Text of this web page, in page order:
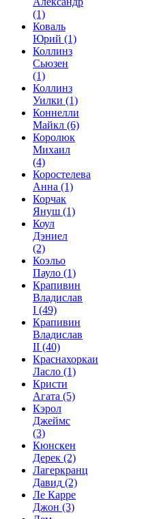
(1)
Коваль
Юрий (1)
Коллинз
Сьюзен
(1)
Коллинз
Уилки (1)
Коннелли
Майкл (6)
Королюк
Михаил
(4)
Коростелева
Анна (1)
Корчак
Януш (1)
Коул
Дэниел
(2)
Коэльо
Пауло (1)
Крапивин
Владислав
I (49)
Крапивин
Владислав
II (40)
Краснахоркаи
Ласло (1)
Кристи
Агата (5)
Кэрол
Джеймс
(3)
Кюнскен
Дерек (2)
Лагеркранц
Давид (2)
Ле Карре
Джон (3)